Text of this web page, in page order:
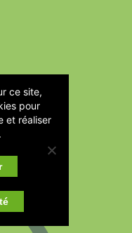
ce site,
pour
et réaliser